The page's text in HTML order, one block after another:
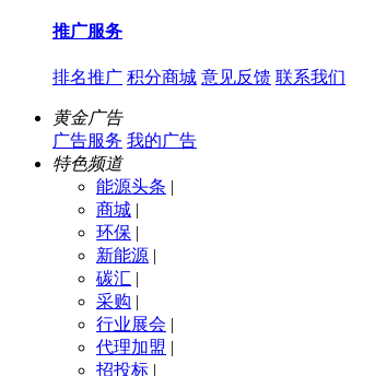
推广服务
排名推广 积分商城 意见反馈 联系我们
黄金广告
广告服务 我的广告
特色频道
能源头条 |
商城 |
环保 |
新能源 |
碳汇 |
采购 |
行业展会 |
代理加盟 |
招投标 |